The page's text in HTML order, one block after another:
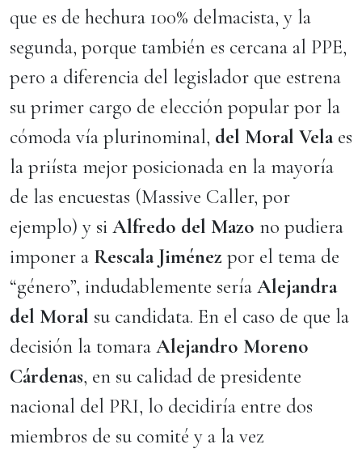
que es de hechura 100% delmacista, y la
segunda, porque también es cercana al PPE,
pero a diferencia del legislador que estrena
su primer cargo de elección popular por la
cómoda vía plurinominal, del Moral Velaes
la priísta mejor posicionada en la mayoría
de las encuestas (Massive Caller, por
ejemplo) y si Alfredo del Mazo no pudiera
imponer a Rescala Jiménez por el tema de
“género”, indudablemente sería Alejandra
del Moral su candidata. En el caso de que la
decisión la tomara Alejandro Moreno
Cárdenas, en su calidad de presidente
nacional del PRI, lo decidiría entre dos
miembros de su comité y a la vez